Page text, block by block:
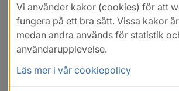
Vi använder kakor (cookies) för att
fungera på ett bra sätt. Vissa kakor
medan andra används för statistik
användarupplevelse.
Läs mer i vår cookiepolicy